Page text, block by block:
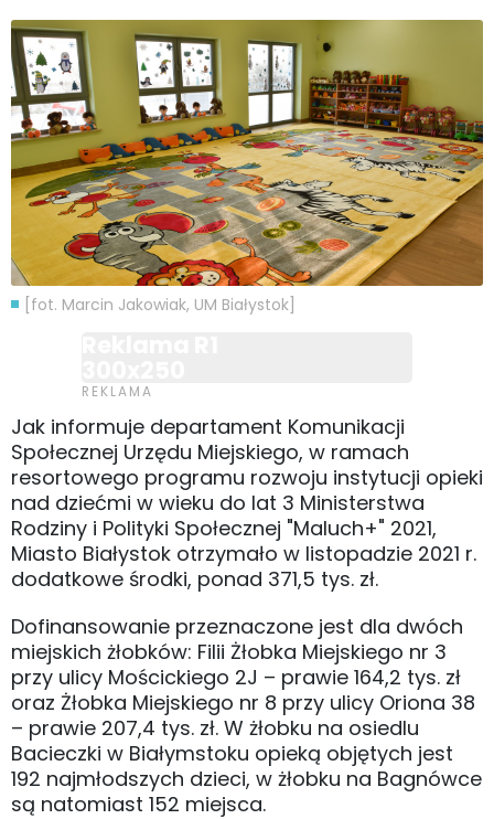
[fot. Marcin Jakowiak, UM Białystok]
Jak informuje departament Komunikacji
Społecznej Urzędu Miejskiego, w ramach
resortowego programu rozwoju instytucji opieki
nad dziećmi w wieku do lat 3 Ministerstwa
Rodziny i Polityki Społecznej "Maluch+" 2021,
Miasto Białystok otrzymało w listopadzie 2021 r.
dodatkowe środki, ponad 371,5 tys. zł.
Dofinansowanie przeznaczone jest dla dwóch
miejskich żłobków: Filii Żłobka Miejskiego nr 3
przy ulicy Mościckiego 2J – prawie 164,2 tys. zł
oraz Żłobka Miejskiego nr 8 przy ulicy Oriona 38
– prawie 207,4 tys. zł. W żłobku na osiedlu
Bacieczki w Białymstoku opieką objętych jest
192 najmłodszych dzieci, w żłobku na Bagnówce
są natomiast 152 miejsca.